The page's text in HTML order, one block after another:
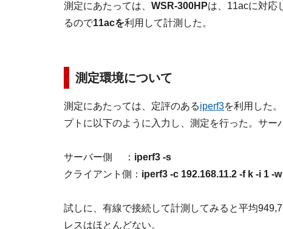
測定にあたっては、 WSR-300HPは、11acに対応
るので11acを利用して計測した。
測定環境について
測定にあたっては、定評のあるiperf3を利用した
プトに以下のように入力し、測定を行った。サー
サーバー側 ： iperf3 -s
クライアント側： iperf3 -c 192.168.11.2 -f k -i 1 -
試しに、有線で接続して計測してみると平均
レスはほとんどない。